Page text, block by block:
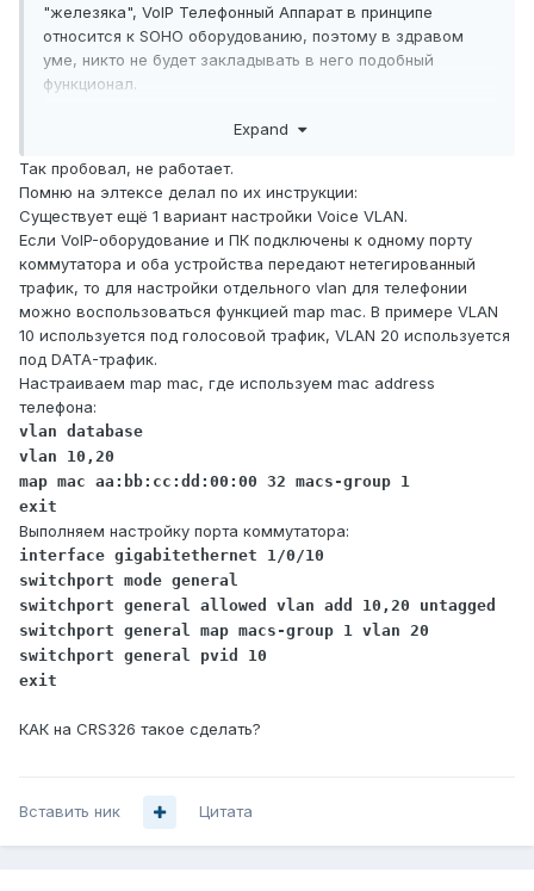
"железяка", VoIP Телефонный Аппарат в принципе
относится к SOHO оборудованию, поэтому в здравом
уме, никто не будет закладывать в него подобный
функционал.
отправить вtag2 VLAN (VoIP и LAN-PC) с коммутатора на
телефон, а уже на самом телефоне снять tag этих VLAN
для телефона и PC порта, к которому будет подключен
компьютер.
В конфигурации телефона:
Для Layer 2 QoS 802.1Q/VLAN Tag назначаете ID 10,
Priority например 7. Так сам телефон "садится" на VLAN
ID 10.
Для PC Port (
назначаетеID 20
телефона "садится" на VLAN
отдавая компьютеру чистый L2.
Expand
Так пробовал, не работает.
Помню на элтексе делал по их инструкции:
Существует ещё 1 вариант настройки Voice VLAN.
Если VoIP-оборудование и ПК подключены к одному порту
коммутатора и оба устройства передают нетегированный
трафик, то для настройки отдельного vlan для телефонии
можно воспользоваться функцией map mac. В примере VLAN
10 используется под голосовой трафик, VLAN 20 используется
под DATA-трафик.
Настраиваем map mac, где используем mac address
телефона:
vlan database
vlan 10,20
map mac aa:bb:cc:dd:00:00 32 macs-group 1
exit
Выполняем настройку порта коммутатора:
interface gigabitethernet 1/0/10
switchport mode general
switchport general allowed vlan add 10,20 untagged
switchport general map macs-group 1 vlan 20
switchport general pvid 10
exit
КАК на CRS326 такое сделать?
Вставить ник Цитата